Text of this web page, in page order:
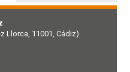
Llorca, 11001, Cádiz)